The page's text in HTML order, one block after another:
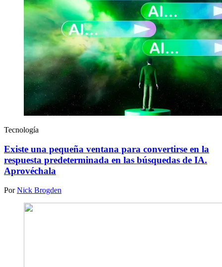
Tecnología
Existe una pequeña ventana para convertirse en la
respuesta predeterminada en las búsquedas de IA.
Aprovéchala
PorNick Brogden